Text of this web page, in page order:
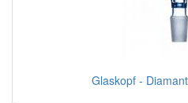
Glaskopf -